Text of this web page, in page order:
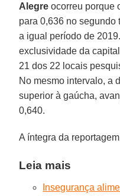
Alegre ocorreu porque
para 0,636 no segundo
a igual período de
exclusividade da
21 dos 22 locais
No mesmo intervalo, a
superior à gaúcha,
0,640.
A íntegra da
Leia mais
Insegurança